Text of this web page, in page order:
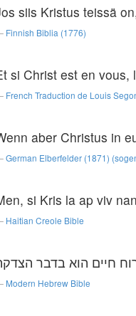
siis Kristus teissä
Finnish Biblia (1776)
si Christ est en
French Traduction de Louis
aber Christus in
German Elberfelder (1871)
si Kris la ap viv
Haitian Creole Bible
חיים הוא בדבר
Modern Hebrew Bible